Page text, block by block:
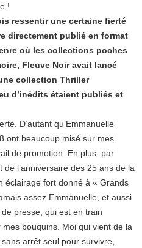
!
ressentir une certaine fierté
directement publié en format
où les collections poches
Fleuve Noir avait lancé
collection Thriller
d’inédits étaient publiés et
D’autant qu’Emmanuelle
ont beaucoup misé sur mes
de promotion. En plus, par
l’anniversaire des 25 ans de la
éclairage fort donné à « Grands
assez Emmanuelle, et aussi
presse, qui est en train
bouquins. Moi qui vient de la
arrêt seul pour survivre,